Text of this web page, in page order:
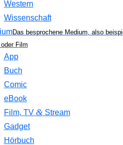
Western
Wissenschaft
Das besprochene Medium, also
Film
App
Buch
Comic
eBook
Film, TV &Stream
Gadget
Hörbuch